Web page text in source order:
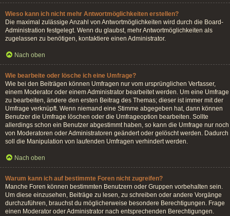
Wieso kann ich nicht mehr Antwortmöglichkeiten erstellen?
Die maximal zulässige Anzahl von Antwortmöglichkeiten wird durch die Board-
Administration festgelegt. Wenn du glaubst, mehr Antwortmöglichkeiten als
zugelassen zu benötigen, kontaktiere einen Administrator.
Nach oben
Wie bearbeite oder lösche ich eine Umfrage?
Wie bei den Beiträgen können Umfragen nur vom ursprünglichen Verfasser,
einem Moderator oder einem Administrator bearbeitet werden. Um eine Umfrage
zu bearbeiten, ändere den ersten Beitrag des Themas; dieser ist immer mit der
Umfrage verknüpft. Wenn niemand eine Stimme abgegeben hat, dann können
Benutzer die Umfrage löschen oder die Umfrageoption bearbeiten. Sollte
allerdings schon ein Benutzer abgestimmt haben, so kann die Umfrage nur noch
von Moderatoren oder Administratoren geändert oder gelöscht werden. Dadurch
soll die Manipulation von laufenden Umfragen verhindert werden.
Nach oben
Warum kann ich auf bestimmte Foren nicht zugreifen?
Manche Foren können bestimmten Benutzern oder Gruppen vorbehalten sein.
Um diese einzusehen, Beiträge zu lesen, zu schreiben oder andere Vorgänge
durchzuführen, brauchst du möglicherweise besondere Berechtigungen. Frage
einen Moderator oder Administrator nach entsprechenden Berechtigungen.